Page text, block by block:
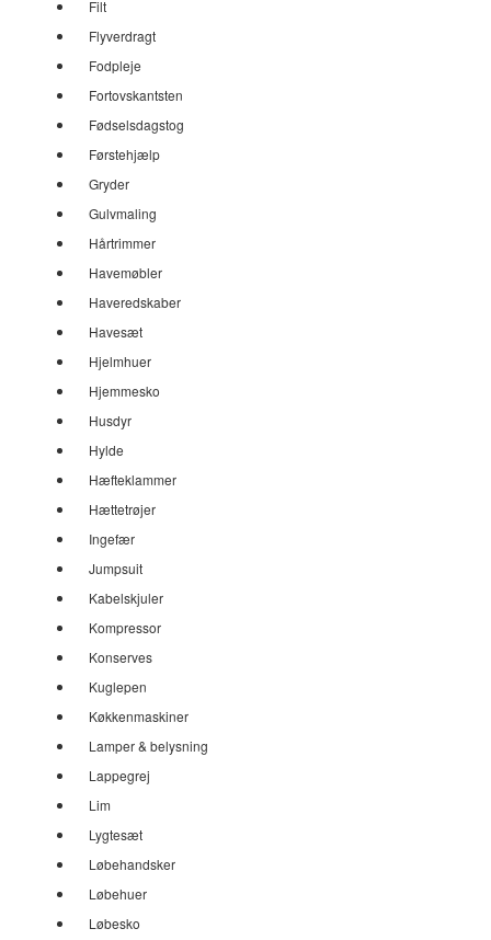
Filt
Flyverdragt
Fodpleje
Fortovskantsten
Fødselsdagstog
Førstehjælp
Gryder
Gulvmaling
Hårtrimmer
Havemøbler
Haveredskaber
Havesæt
Hjelmhuer
Hjemmesko
Husdyr
Hylde
Hæfteklammer
Hættetrøjer
Ingefær
Jumpsuit
Kabelskjuler
Kompressor
Konserves
Kuglepen
Køkkenmaskiner
Lamper & belysning
Lappegrej
Lim
Lygtesæt
Løbehandsker
Løbehuer
Løbesko